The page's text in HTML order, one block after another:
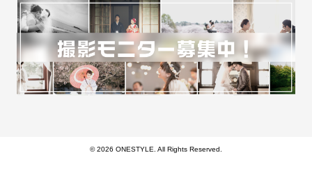
© 2026 ONESTYLE. All Rights Reserved.